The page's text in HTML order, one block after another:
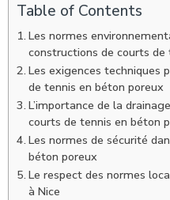
Table of Contents
Les normes
constructions de courts de
Les exigences techniques
de tennis en béton poreux
L’importance de la
courts de tennis en béton
Les normes de sécurité
béton poreux
Le respect des normes
à Nice